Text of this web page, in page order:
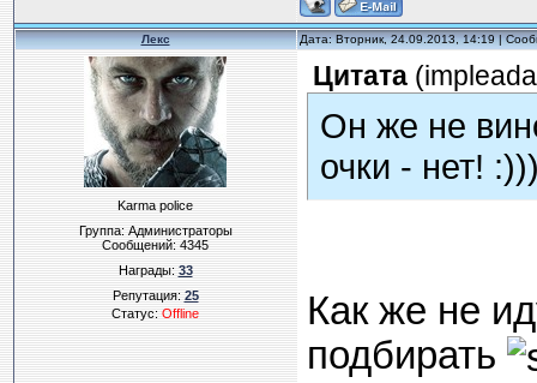
Лекс Дата: Вторник, 24.09.2013, 14:19 |
Karma police
Группа: Администраторы
Сообщений:4345
Награды:33
Репутация:25
Статус:Offline
Цитата(impleada
Он же не
очки - нет!
Как же не
подбирать